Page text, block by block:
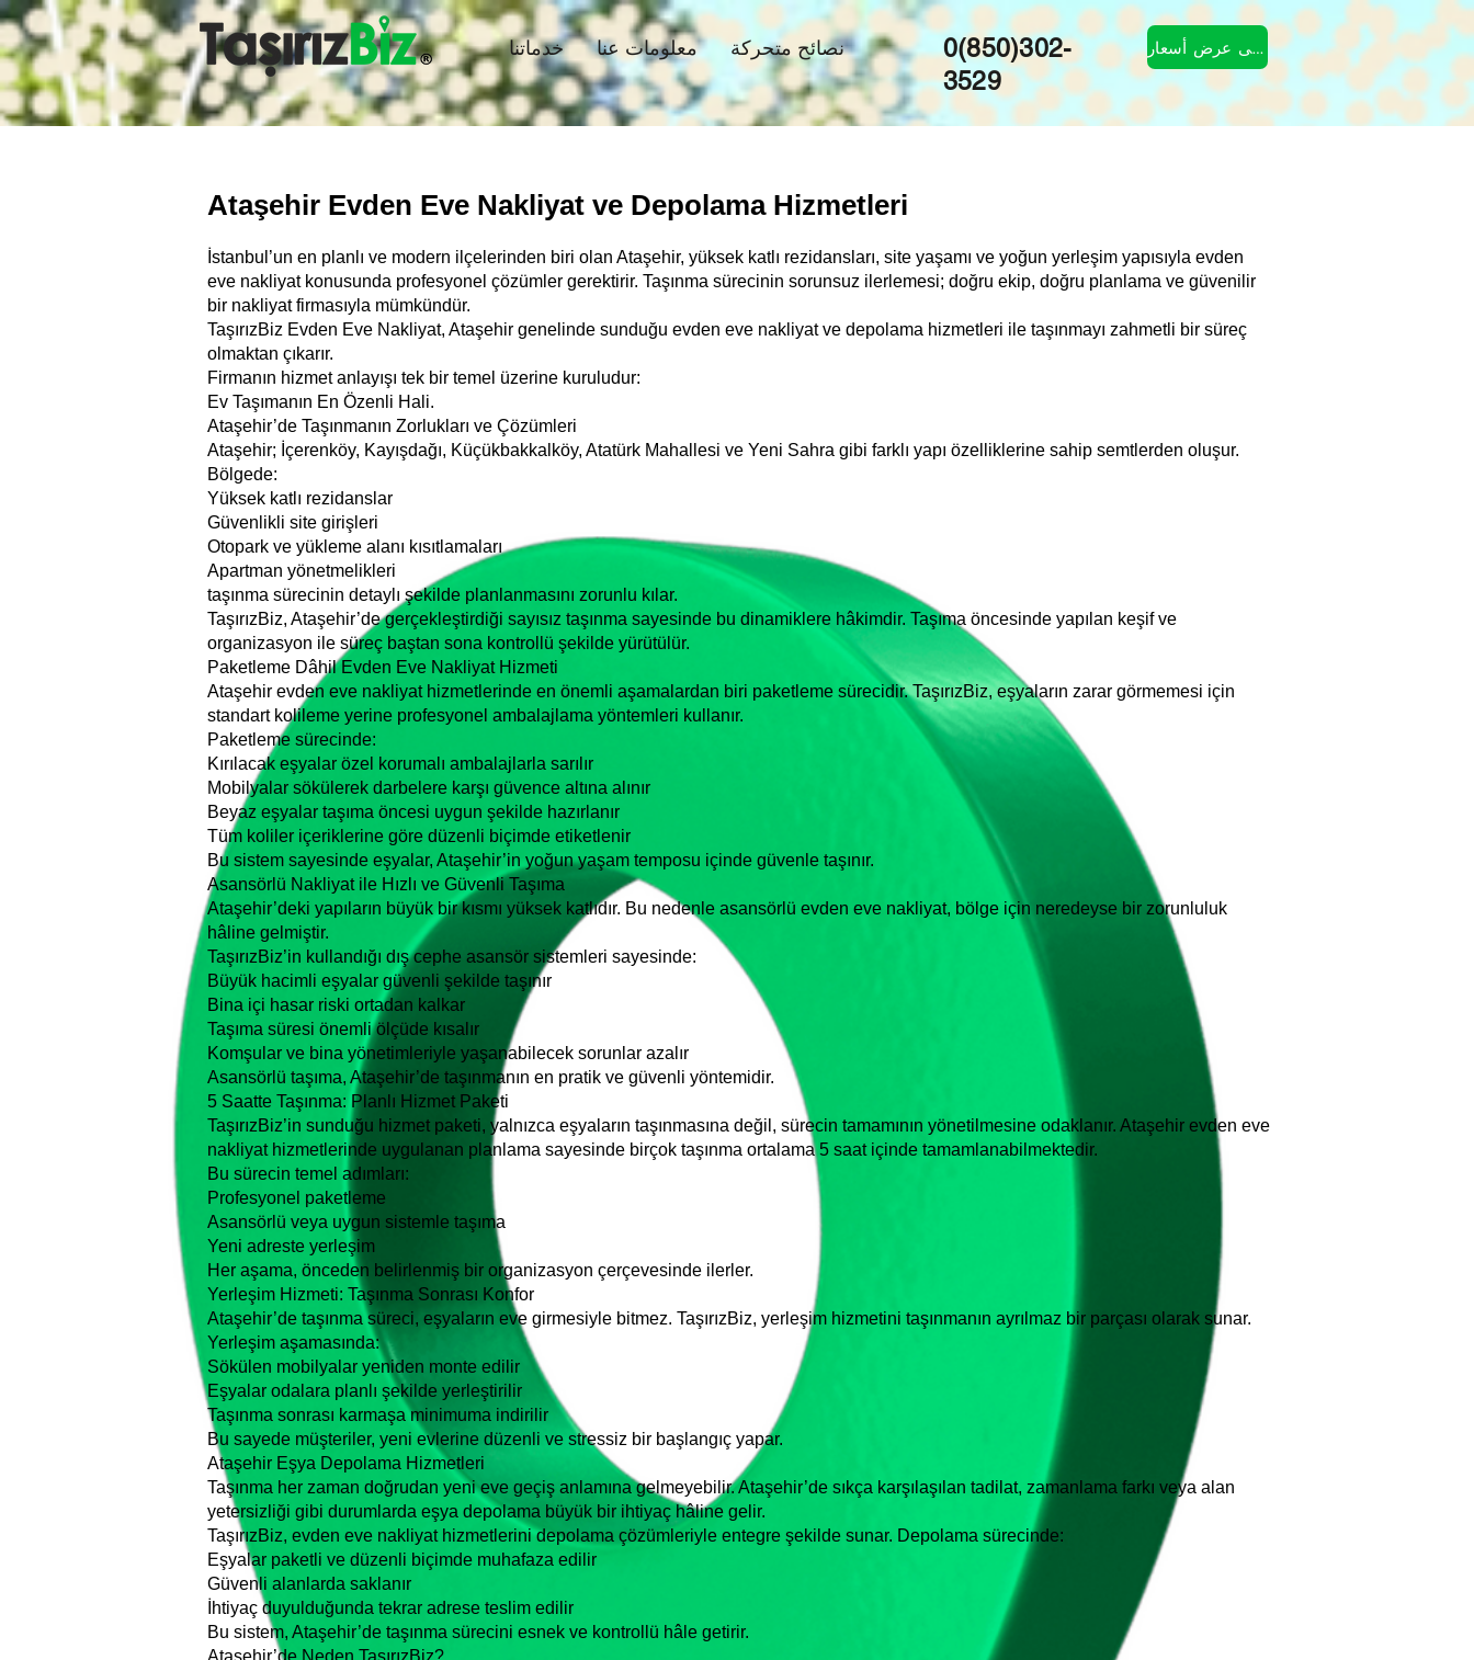
خدماتنا معلومات عنا نصائح متحركة
0(850)302-
3529
احصل على عرض أسعار
Ataşehir Evden Eve Nakliyat ve Depolama Hizmetleri
İstanbul’un en planlı ve modern ilçelerinden biri olan Ataşehir, yüksek katlı rezidansları, site yaşamı ve yoğun yerleşim yapısıyla evden
eve nakliyat konusunda profesyonel çözümler gerektirir. Taşınma sürecinin sorunsuz ilerlemesi; doğru ekip, doğru planlama ve güvenilir
bir nakliyat firmasıyla mümkündür.
TaşırızBiz Evden Eve Nakliyat, Ataşehir genelinde sunduğu evden eve nakliyat ve depolama hizmetleri ile taşınmayı zahmetli bir süreç
olmaktan çıkarır.
Firmanın hizmet anlayışı tek bir temel üzerine kuruludur:
Ev Taşımanın En Özenli Hali.
Ataşehir’de Taşınmanın Zorlukları ve Çözümleri
Ataşehir; İçerenköy, Kayışdağı, Küçükbakkalköy, Atatürk Mahallesi ve Yeni Sahra gibi farklı yapı özelliklerine sahip semtlerden oluşur.
Bölgede:
Yüksek katlı rezidanslar
Güvenlikli site girişleri
Otopark ve yükleme alanı kısıtlamaları
Apartman yönetmelikleri
taşınma sürecinin detaylı şekilde planlanmasını zorunlu kılar.
TaşırızBiz, Ataşehir’de gerçekleştirdiği sayısız taşınma sayesinde bu dinamiklere hâkimdir. Taşıma öncesinde yapılan keşif ve
organizasyon ile süreç baştan sona kontrollü şekilde yürütülür.
Paketleme Dâhil Evden Eve Nakliyat Hizmeti
Ataşehir evden eve nakliyat hizmetlerinde en önemli aşamalardan biri paketleme sürecidir. TaşırızBiz, eşyaların zarar görmemesi için
standart kolileme yerine profesyonel ambalajlama yöntemleri kullanır.
Paketleme sürecinde:
Kırılacak eşyalar özel korumalı ambalajlarla sarılır
Mobilyalar sökülerek darbelere karşı güvence altına alınır
Beyaz eşyalar taşıma öncesi uygun şekilde hazırlanır
Tüm koliler içeriklerine göre düzenli biçimde etiketlenir
Bu sistem sayesinde eşyalar, Ataşehir’in yoğun yaşam temposu içinde güvenle taşınır.
Asansörlü Nakliyat ile Hızlı ve Güvenli Taşıma
Ataşehir’deki yapıların büyük bir kısmı yüksek katlıdır. Bu nedenle asansörlü evden eve nakliyat, bölge için neredeyse bir zorunluluk
hâline gelmiştir.
TaşırızBiz’in kullandığı dış cephe asansör sistemleri sayesinde:
Büyük hacimli eşyalar güvenli şekilde taşınır
Bina içi hasar riski ortadan kalkar
Taşıma süresi önemli ölçüde kısalır
Komşular ve bina yönetimleriyle yaşanabilecek sorunlar azalır
Asansörlü taşıma, Ataşehir’de taşınmanın en pratik ve güvenli yöntemidir.
5 Saatte Taşınma: Planlı Hizmet Paketi
TaşırızBiz’in sunduğu hizmet paketi, yalnızca eşyaların taşınmasına değil, sürecin tamamının yönetilmesine odaklanır. Ataşehir evden eve
nakliyat hizmetlerinde uygulanan planlama sayesinde birçok taşınma ortalama 5 saat içinde tamamlanabilmektedir.
Bu sürecin temel adımları:
Profesyonel paketleme
Asansörlü veya uygun sistemle taşıma
Yeni adreste yerleşim
Her aşama, önceden belirlenmiş bir organizasyon çerçevesinde ilerler.
Yerleşim Hizmeti: Taşınma Sonrası Konfor
Ataşehir’de taşınma süreci, eşyaların eve girmesiyle bitmez. TaşırızBiz, yerleşim hizmetini taşınmanın ayrılmaz bir parçası olarak sunar.
Yerleşim aşamasında:
Sökülen mobilyalar yeniden monte edilir
Eşyalar odalara planlı şekilde yerleştirilir
Taşınma sonrası karmaşa minimuma indirilir
Bu sayede müşteriler, yeni evlerine düzenli ve stressiz bir başlangıç yapar.
Ataşehir Eşya Depolama Hizmetleri
Taşınma her zaman doğrudan yeni eve geçiş anlamına gelmeyebilir. Ataşehir’de sıkça karşılaşılan tadilat, zamanlama farkı veya alan
yetersizliği gibi durumlarda eşya depolama büyük bir ihtiyaç hâline gelir.
TaşırızBiz, evden eve nakliyat hizmetlerini depolama çözümleriyle entegre şekilde sunar. Depolama sürecinde:
Eşyalar paketli ve düzenli biçimde muhafaza edilir
Güvenli alanlarda saklanır
İhtiyaç duyulduğunda tekrar adrese teslim edilir
Bu sistem, Ataşehir’de taşınma sürecini esnek ve kontrollü hâle getirir.
Ataşehir’de Neden TaşırızBiz?